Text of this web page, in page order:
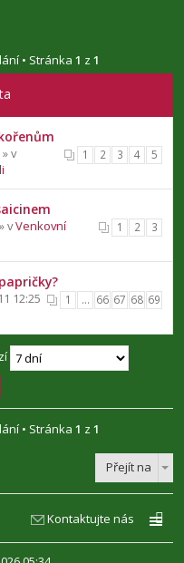
t
• Stránka 1 z 1
1 2 3 4 5
v
1 2 3
vVenkovní
1 … 66 67 68 69
12:25
• Stránka 1 z 1
Přejít na
Kontaktujte nás